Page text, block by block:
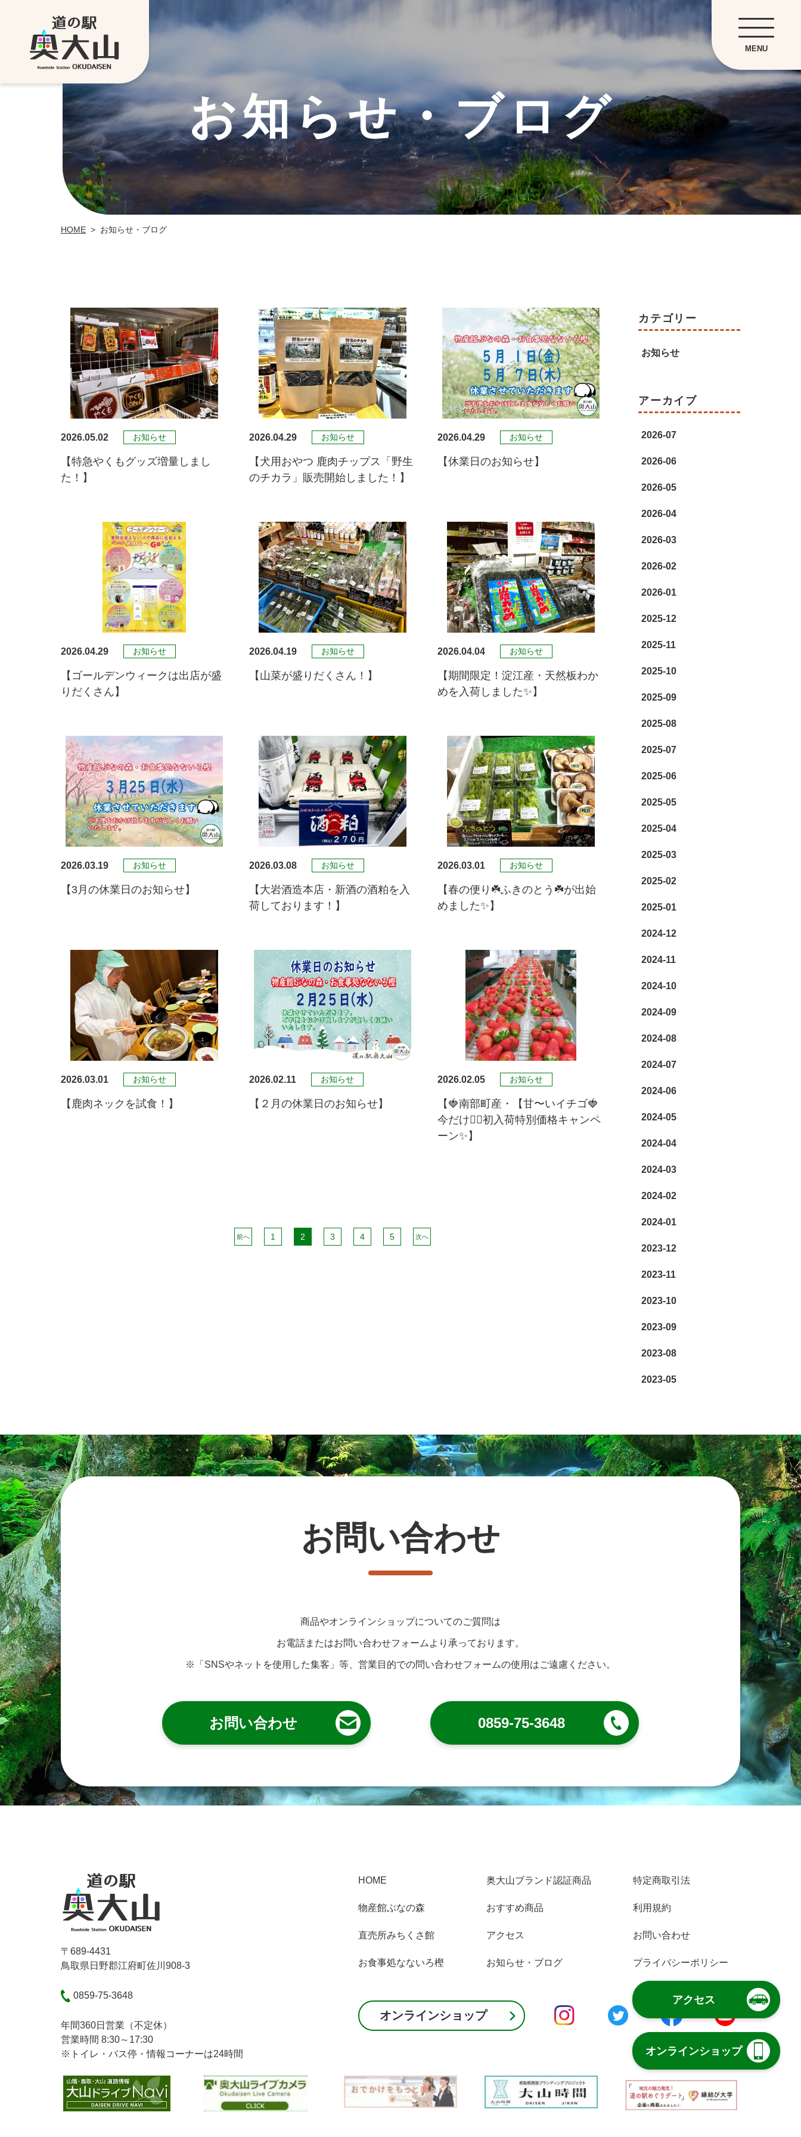
MENU
アクセス
オンラインショップ
お知らせ・ブログ
HOME > お知らせ・ブログ
2026.05.02 お知らせ
【特急やくもグッズ増量しまし
た！】
2026.04.29 お知らせ
【犬用おやつ 鹿肉チップス「野生
のチカラ」販売開始しました！】
2026.04.29 お知らせ
【休業日のお知らせ】
2026.04.29 お知らせ
【ゴールデンウィークは出店が盛
りだくさん】
2026.04.19 お知らせ
【山菜が盛りだくさん！】
2026.04.04 お知らせ
【期間限定！淀江産・天然板わか
めを入荷しました✨】
2026.03.19 お知らせ
【3月の休業日のお知らせ】
2026.03.08 お知らせ
【大岩酒造本店・新酒の酒粕を入
荷しております！】
2026.03.01 お知らせ
【春の便り☘️ふきのとう☘️が出始
めました✨】
2026.03.01 お知らせ
【鹿肉ネックを試食！】
2026.02.11 お知らせ
【２月の休業日のお知らせ】
2026.02.05 お知らせ
【🍓南部町産・【甘〜いイチゴ🍓
今だけ🏃‍♀️初入荷特別価格キャンペ
ーン✨】
前へ 1 2 3 4 5 次へ
カテゴリー
お知らせ
アーカイブ
2026-07
2026-06
2026-05
2026-04
2026-03
2026-02
2026-01
2025-12
2025-11
2025-10
2025-09
2025-08
2025-07
2025-06
2025-05
2025-04
2025-03
2025-02
2025-01
2024-12
2024-11
2024-10
2024-09
2024-08
2024-07
2024-06
2024-05
2024-04
2024-03
2024-02
2024-01
2023-12
2023-11
2023-10
2023-09
2023-08
2023-05
お問い合わせ
商品やオンラインショップについてのご質問は
お電話またはお問い合わせフォームより承っております。
※「SNSやネットを使用した集客」等、営業目的での問い合わせフォームの使用はご遠慮ください。
お問い合わせ 0859-75-3648
〒689-4431
鳥取県日野郡江府町佐川908-3
0859-75-3648
年間360日営業（不定休）
営業時間 8:30～17:30
※トイレ・バス停・情報コーナーは24時間
HOME
物産館ぶなの森
直売所みちくさ館
お食事処なないろ樫
奥大山ブランド認証商品
おすすめ商品
アクセス
お知らせ・ブログ
特定商取引法
利用規約
お問い合わせ
プライバシーポリシー
オンラインショップ